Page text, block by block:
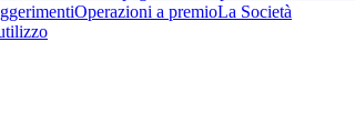
Operazioni a premioLa Società